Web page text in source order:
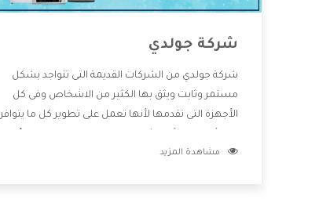
شركة جولدي
شركة جولدي من الشركات القديمة التى تتواجد بشكل
مستمر وثابت ويثق بها الكثير من الاشخاص وفى كل
الأجهزة التى تقدمها لأنها تعمل على تطوير كل ما يتوافر
خدمات ما بعد البيع مع المنتجات وتقدم للعملاء أقوى
مشاهدة المزيد